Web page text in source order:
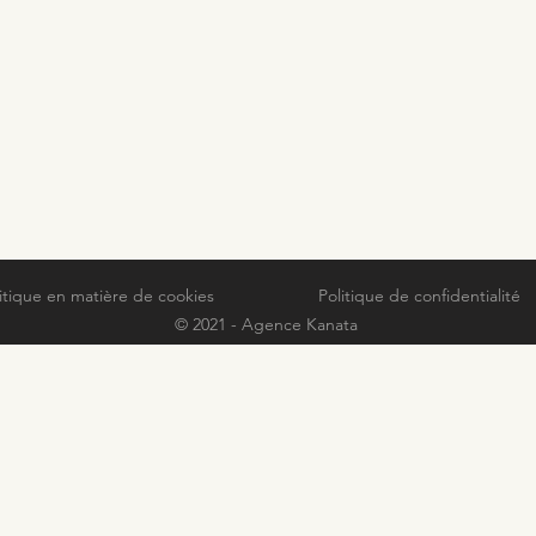
en matière de cookies Politique de confidentialité
© 2021 - Agence Kanata